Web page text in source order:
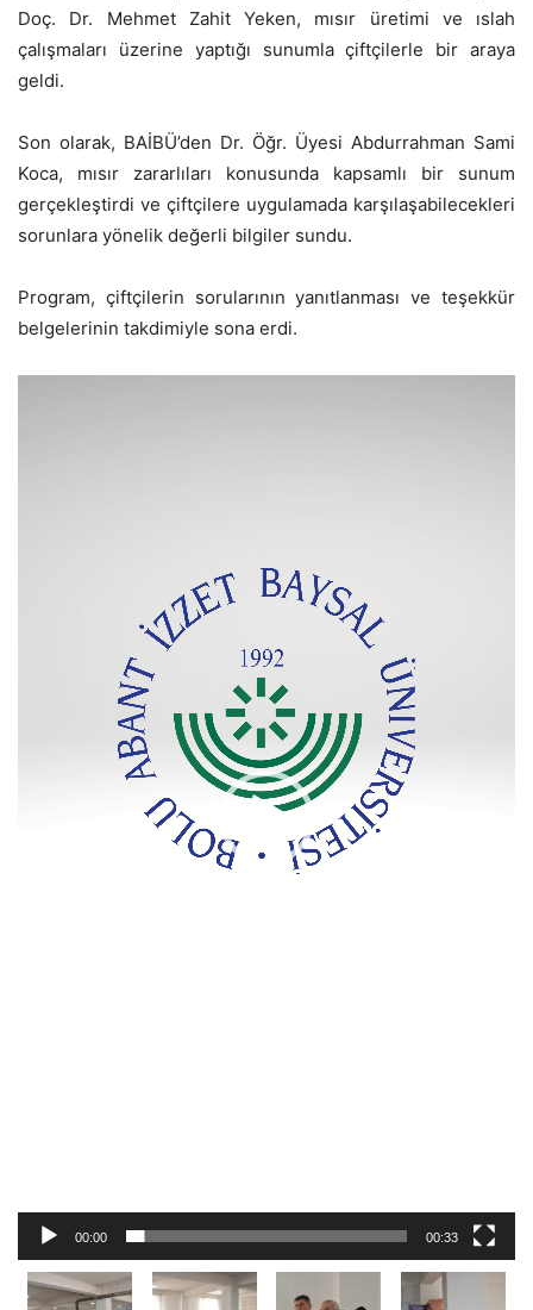
Doç. Dr. Mehmet Zahit Yeken, mısır üretimi ve ıslah
çalışmaları üzerine yaptığı sunumla çiftçilerle bir araya
geldi.
Son olarak, BAİBÜ’den Dr. Öğr. Üyesi Abdurrahman Sami
Koca, mısır zararlıları konusunda kapsamlı bir sunum
gerçekleştirdi ve çiftçilere uygulamada karşılaşabilecekleri
sorunlara yönelik değerli bilgiler sundu.
Program, çiftçilerin sorularının yanıtlanması ve teşekkür
belgelerinin takdimiyle sona erdi.
00:00 00:33